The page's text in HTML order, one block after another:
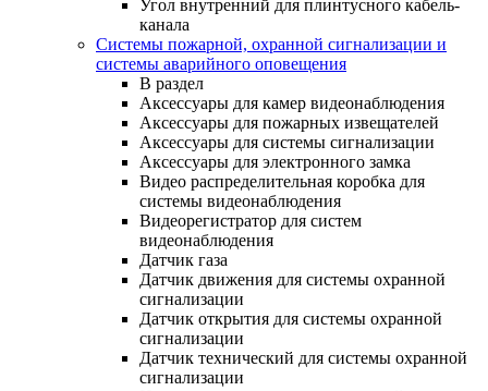
Угол внутренний для плинтусного кабель-
канала
Системы пожарной, охранной сигнализации и
системы аварийного оповещения
В раздел
Аксессуары для камер видеонаблюдения
Аксессуары для пожарных извещателей
Аксессуары для системы сигнализации
Аксессуары для электронного замка
Видео распределительная коробка для
системы видеонаблюдения
Видеорегистратор для систем
видеонаблюдения
Датчик газа
Датчик движения для системы охранной
сигнализации
Датчик открытия для системы охранной
сигнализации
Датчик технический для системы охранной
сигнализации